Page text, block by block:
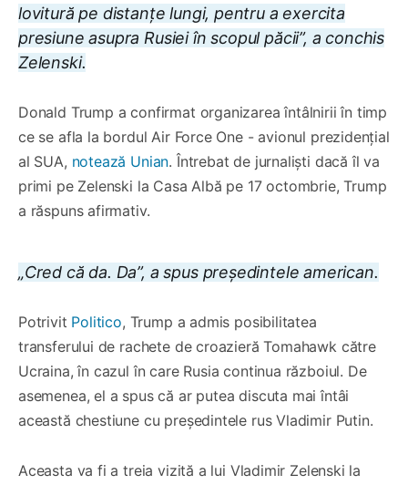
lovitură pe distanțe lungi, pentru a exercita
presiune asupra Rusiei în scopul păcii”, a conchis
Zelenski.
Donald Trump a confirmat organizarea întâlnirii în timp
ce se afla la bordul Air Force One - avionul prezidențial
al SUA, notează Unian. Întrebat de jurnaliști dacă îl va
primi pe Zelenski la Casa Albă pe 17 octombrie, Trump
a răspuns afirmativ.
„Cred că da. Da”, a spus președintele american.
Potrivit Politico, Trump a admis posibilitatea
transferului de rachete de croazieră Tomahawk către
Ucraina, în cazul în care Rusia continua războiul. De
asemenea, el a spus că ar putea discuta mai întâi
această chestiune cu președintele rus Vladimir Putin.
Aceasta va fi a treia vizită a lui Vladimir Zelenski la